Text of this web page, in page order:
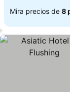
Mira precios de 8